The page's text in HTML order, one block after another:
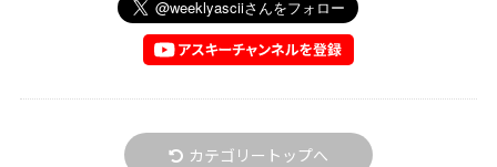
カテゴリートップへ